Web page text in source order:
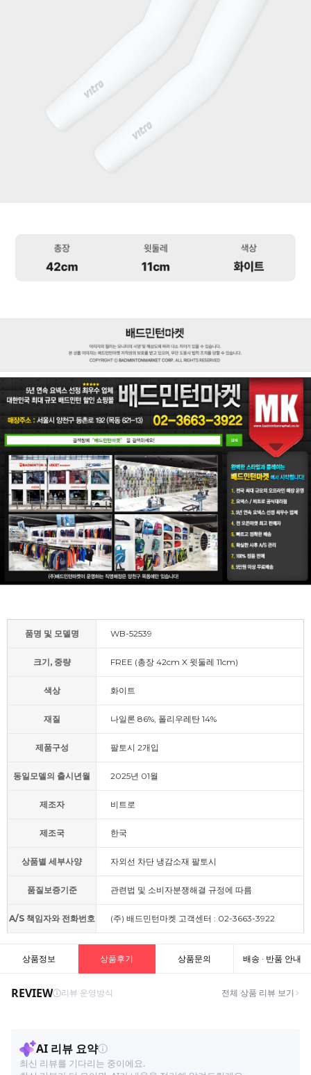
품명 및 모델명 WB-52539
크기, 중량 FREE (총장 42cm X 윗둘레 11cm)
색상 화이트
재질 나일론 86%, 폴리우레탄 14%
제품구성 팔토시 2개입
동일모델의 출시년월 2025년 01월
제조자 비트로
제조국 한국
상품별 세부사양 자외선 차단 냉감소재 팔토시
품질보증기준 관련법 및 소비자분쟁해결 규정에 따름
A/S 책임자와 전화번호 (주) 배드민턴마켓 고객센터 : 02-3663-3922
상품정보 상품후기 상품문의 배송 · 반품 안내